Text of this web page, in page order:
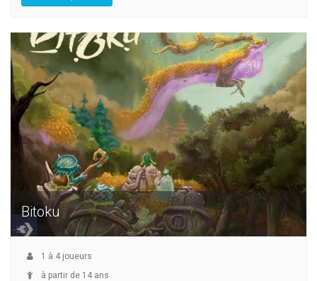
Bitoku
1 à 4 joueurs
à partir de 14 ans